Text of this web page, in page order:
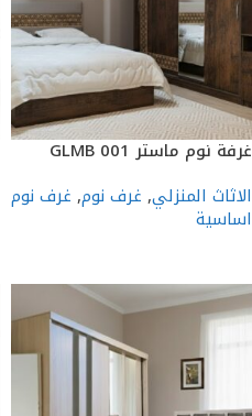
غرفة نوم ماستر GLMB 001
الاثاث المنزلي, غرف نوم, غرف نوم
اساسية